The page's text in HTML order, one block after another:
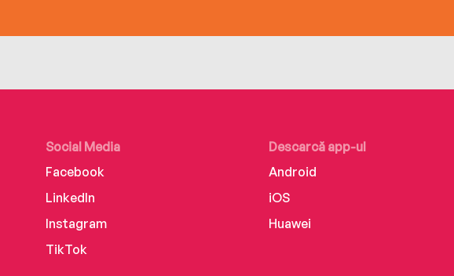
Social Media
Facebook
LinkedIn
Instagram
TikTok
Descarcă app-ul
Android
iOS
Huawei